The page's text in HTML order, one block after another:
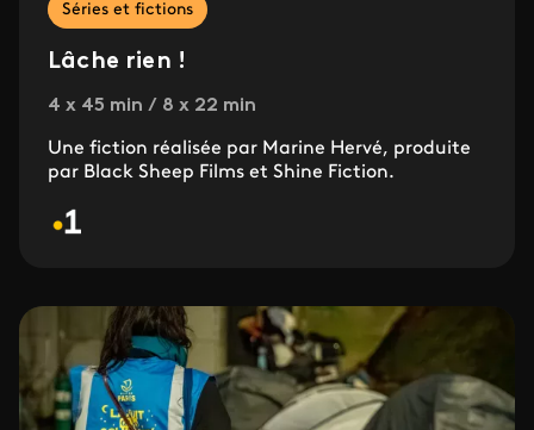
Séries et fictions
Lâche rien !
4 x 45 min / 8 x 22 min
Une fiction réalisée par Marine Hervé, produite
par Black Sheep Films et Shine Fiction.